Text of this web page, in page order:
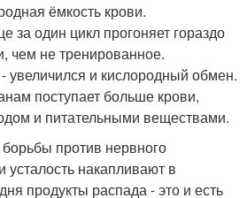
ёмкость крови.
за один цикл прогоняет гораздо
чем не тренированное.
увеличился и кислородный обмен.
поступает больше крови,
и питательными веществами.
против нервного
накапливают в
продукты распада - это и есть